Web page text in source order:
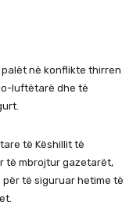
në konflikte thirren
luftëtarë dhe të
të Këshillit të
të mbrojtur gazetarët,
të siguruar hetime të